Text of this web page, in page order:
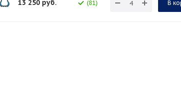
13 250 руб. (81) В